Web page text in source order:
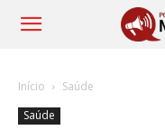
Início
Saúde
Saúde